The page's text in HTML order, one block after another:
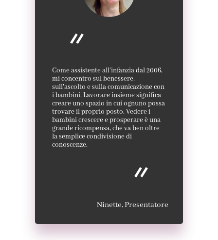
Come assistente all'infanzia dal 2006,
mi concentro sul benessere,
sull'ascolto e sulla comunicazione con
i bambini. Lavorare insieme significa
creare uno spazio in cui ognuno possa
trovare il proprio posto. Vedere i
bambini crescere e prosperare è una
grande ricompensa, che va ben oltre
la semplice condivisione di
conoscenze.
Ninette, Presentatore